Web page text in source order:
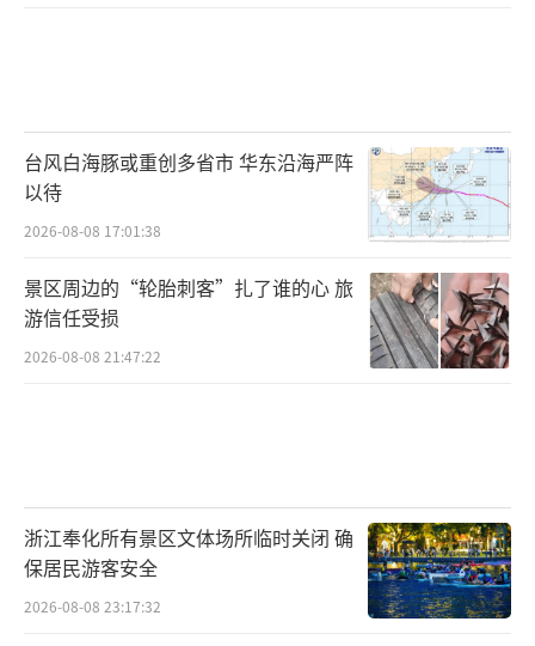
台风白海豚或重创多省市 华东沿海严阵
以待
2026-08-08 17:01:38
景区周边的“轮胎刺客”扎了谁的心 旅
游信任受损
2026-08-08 21:47:22
浙江奉化所有景区文体场所临时关闭 确
保居民游客安全
2026-08-08 23:17:32